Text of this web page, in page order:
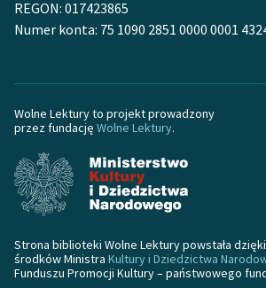
Starego Testamentu
Lektur
O nas
Kontakt
Zespół
REGON: 017423865
Numer konta: 75 1090 2851 0000 0001
Wolne Lektury to projekt prowadzony
przez fundację Wolne Lektury.
Strona biblioteki Wolne Lektury powstała
środków Ministra Kultury i Dziedzictwa
Funduszu Promocji Kultury – państwowego